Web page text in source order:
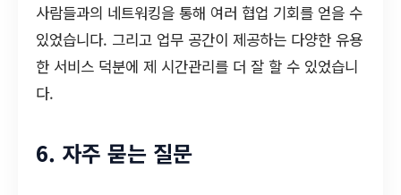
사람들과의 네트워킹을 통해 여러 협업 기회를 얻을 수
있었습니다. 그리고 업무 공간이 제공하는 다양한 유용
한 서비스 덕분에 제 시간관리를 더 잘 할 수 있었습니
다.
6. 자주 묻는 질문